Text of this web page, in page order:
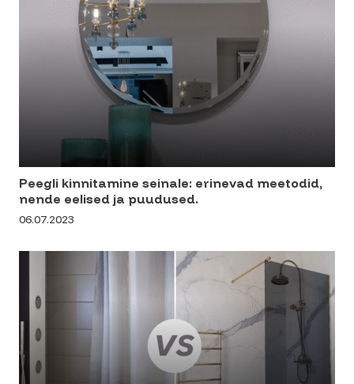
Peegli kinnitamine seinale: erinevad meetodid,
nende eelised ja puudused.
06.07.2023